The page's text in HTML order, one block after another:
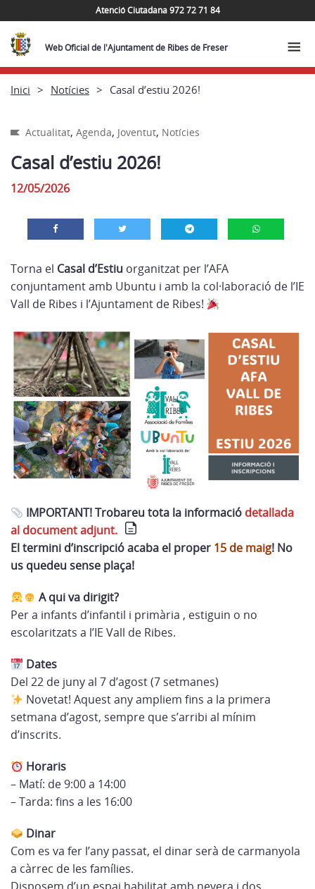
Atenció Ciutadana 972 72 71 84
Web Oficial de l'Ajuntament de Ribes de Freser
Inici Notícies Casal d’estiu 2026!
Actualitat, Agenda, Joventut, Notícies
Casal d’estiu 2026!
12/05/2026
Torna el Casal d’Estiu organitzat per l’AFA
conjuntament amb Ubuntu i amb la col·laboració de l’IE
Vall de Ribes i l’Ajuntament de Ribes!
IMPORTANT! Trobareu tota la informació detallada
al document adjunt.
El termini d’inscripció acaba el proper 15 de maig! No
us quedeu sense plaça!
A qui va dirigit?
Per a infants d’infantil i primària , estiguin o no
escolaritzats a l’IE Vall de Ribes.
Dates
Del 22 de juny al 7 d’agost (7 setmanes)
Novetat! Aquest any ampliem fins a la primera
setmana d’agost, sempre que s’arribi al mínim
d’inscrits.
Horaris
– Matí: de 9:00 a 14:00
– Tarda: fins a les 16:00
Dinar
Com es va fer l’any passat, el dinar serà de carmanyola
a càrrec de les famílies.